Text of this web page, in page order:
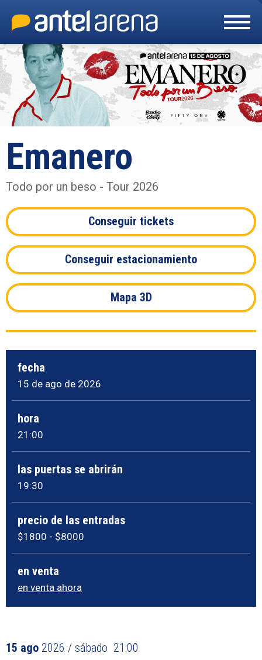
content
Buy
Tickets
Search
Emanero
Todo por un beso - Tour 2026
Conseguir tickets
Conseguir estacionamiento
Mapa 3D
fecha
15 de ago de 2026
hora
21:00
las puertas se abrirán
19:30
precio de las entradas
$1800 - $8000
en venta
en venta ahora
15 ago 2026 / sábado 21:00